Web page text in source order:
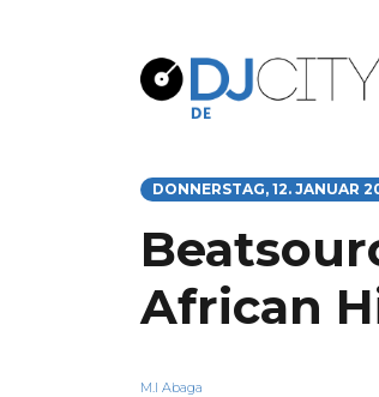
DONNERSTAG, 12. JANUAR
African
M.I Abaga